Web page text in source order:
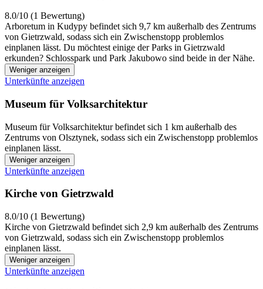
8.0/10 (1 Bewertung)
Arboretum in Kudypy befindet sich 9,7 km außerhalb des Zentrums
von Gietrzwald, sodass sich ein Zwischenstopp problemlos
einplanen lässt. Du möchtest einige der Parks in Gietrzwald
erkunden? Schlosspark und Park Jakubowo sind beide in der Nähe.
Weniger anzeigen
Unterkünfte anzeigen
Museum für Volksarchitektur
Museum für Volksarchitektur befindet sich 1 km außerhalb des
Zentrums von Olsztynek, sodass sich ein Zwischenstopp problemlos
einplanen lässt.
Weniger anzeigen
Unterkünfte anzeigen
Kirche von Gietrzwald
8.0/10 (1 Bewertung)
Kirche von Gietrzwald befindet sich 2,9 km außerhalb des Zentrums
von Gietrzwald, sodass sich ein Zwischenstopp problemlos
einplanen lässt.
Weniger anzeigen
Unterkünfte anzeigen